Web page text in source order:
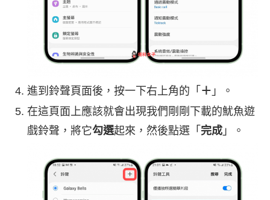
進到鈴聲頁面後，按一下右上角的「 ＋ 」。
在這頁面上應該就會出現我們剛剛下載的魷魚遊
戲鈴聲，將它勾選起來，然後點選「 完成 」。